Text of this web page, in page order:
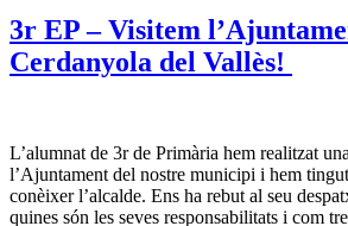
3r EP – Visitem
Cerdanyola del Vallès!
L’alumnat de 3r de Primària hem realitzat
l’Ajuntament del nostre municipi i hem
conèixer l’alcalde. Ens ha rebut al seu
quines són les seves responsabilitats i com